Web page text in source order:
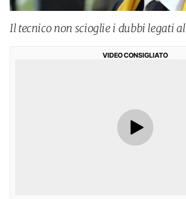
Il tecnico non scioglie i dubbi legati
VIDEO CONSIGLIATO